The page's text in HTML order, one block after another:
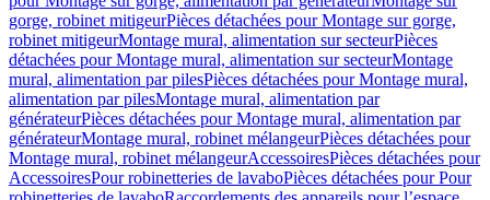
gorge, robinet mitigeurPièces détachées pour Montage sur gorge,
robinet mitigeurMontage mural, alimentation sur secteurPièces
détachées pour Montage mural, alimentation sur secteurMontage
mural, alimentation par pilesPièces détachées pour Montage mural,
alimentation par pilesMontage mural, alimentation par
générateurPièces détachées pour Montage mural, alimentation par
générateurMontage mural, robinet mélangeurPièces détachées pour
Montage mural, robinet mélangeurAccessoiresPièces détachées pour
AccessoiresPour robinetteries de lavaboPièces détachées pour Pour